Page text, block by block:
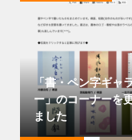
「書・ペン字ギャ
ー」のコーナーを
ました